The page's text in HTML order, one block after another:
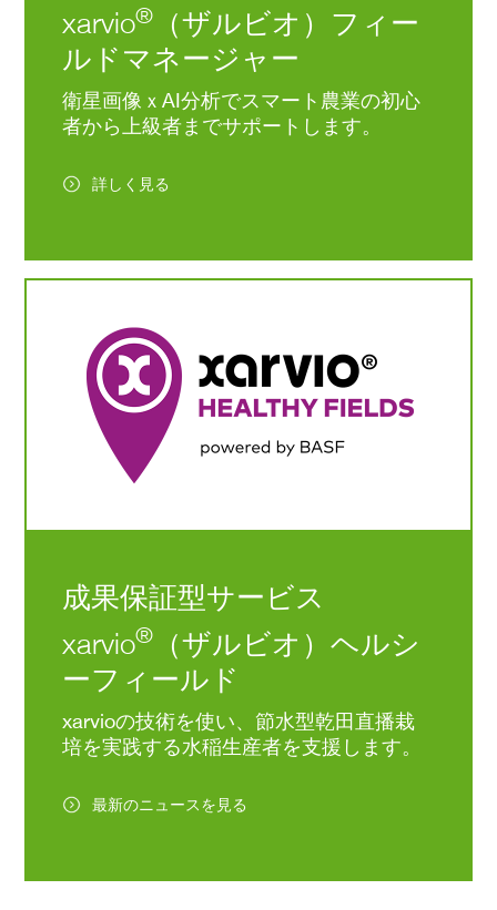
xarvio®
（ザルビオ）フィー
ルドマネージャー
衛星画像ｘAI分析でスマート農業の初心
者から上級者までサポートします。
詳しく見る
成果保証型サービス
xarvio®
（ザルビオ）ヘルシ
ーフィールド
xarvioの技術を使い、節水型乾田直播栽
培を実践する水稲生産者を支援します。
最新のニュースを見る